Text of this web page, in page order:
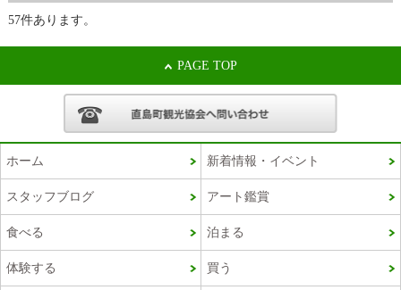
57件あります。
PAGE TOP
ホーム 新着情報・イベント
スタッフブログ アート鑑賞
食べる 泊まる
体験する 買う